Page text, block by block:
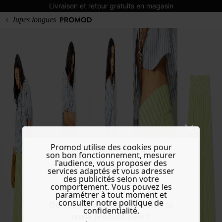
Livraison et retour gratuits en magasin
Do you want to be redirected to
www.promod.com ?
Jupes longues
Promod utilise des cookies pour
son bon fonctionnement, mesurer
l'audience, vous proposer des
services adaptés et vous adresser
des publicités selon votre
comportement. Vous pouvez les
paramétrer à tout moment et
consulter notre politique de
confidentialité.